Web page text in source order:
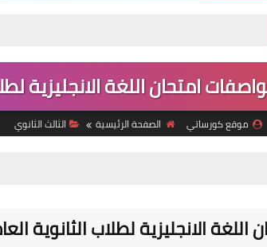
امتحان اللغة الانجليزية
موقع كورساتي الصفحة الرئيسية الثالث الثانوي
الانجليزية لطلاب الثانوية